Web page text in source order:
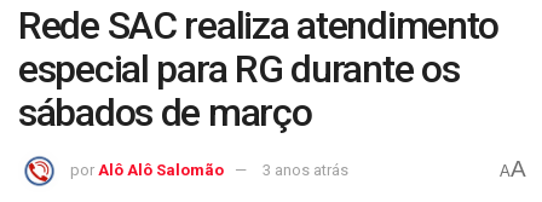
Rede SAC realiza atendimento
especial para RG durante os
sábados de março
por Alô Alô Salomão 3 anos atrás AA